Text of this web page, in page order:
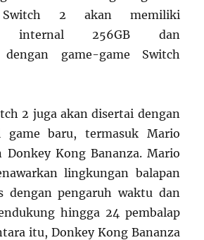
2 akan memiliki
internal 256GB dan
game-game Switch
2 juga akan disertai dengan
game baru, termasuk Mario
Donkey Kong Bananza. Mario
lingkungan balapan
dengan pengaruh waktu dan
hingga 24 pembalap
itu, Donkey Kong Bananza